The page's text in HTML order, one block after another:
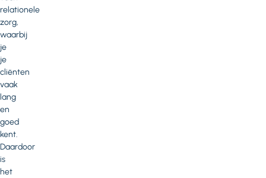
relationele
zorg,
waarbij
je
je
cliënten
vaak
lang
en
goed
kent.
Daardoor
is
het